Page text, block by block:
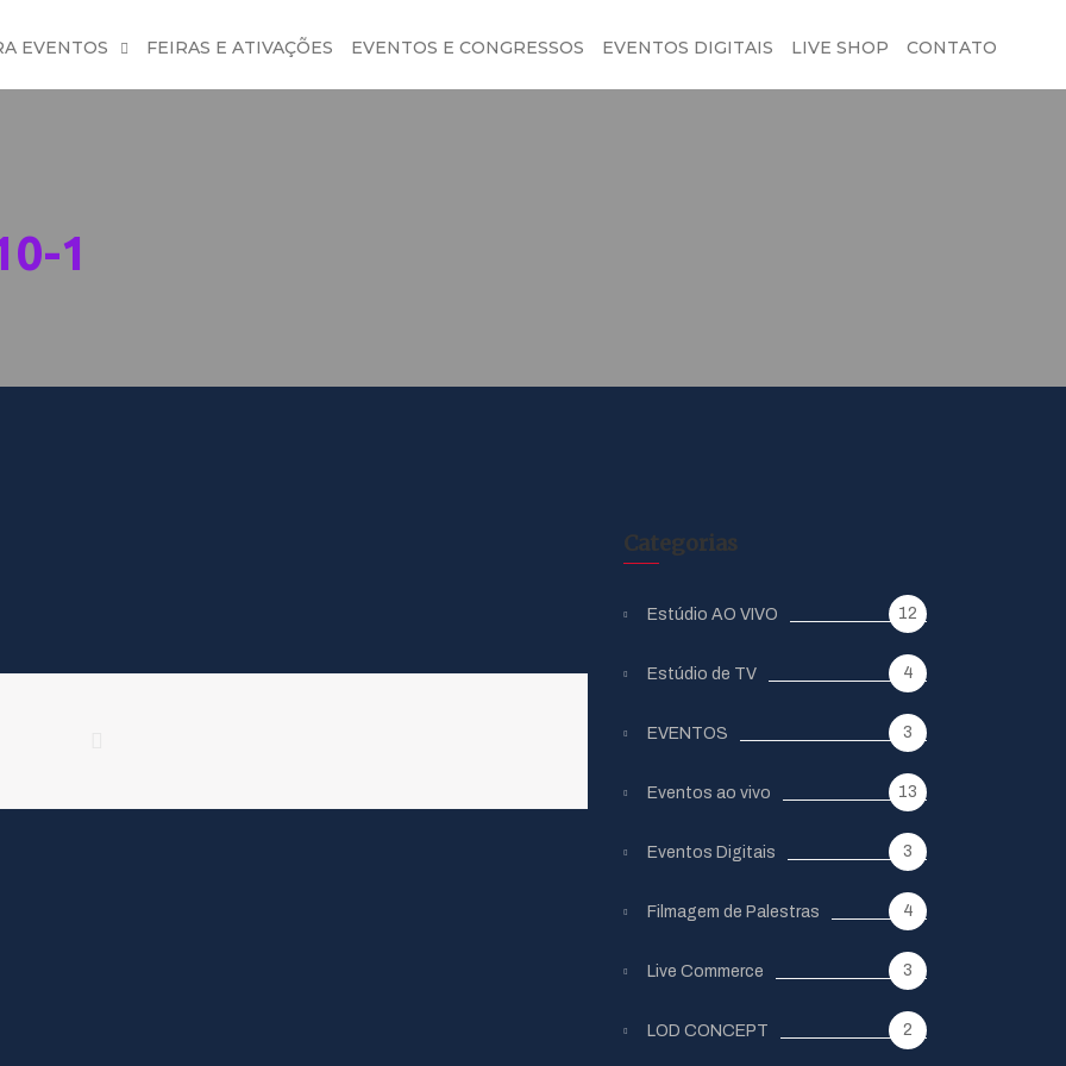
EVENTOS FEIRAS E ATIVAÇÕES EVENTOS E CONGRESSOS EVENTOS DIGITAIS LIVE SHOP CONTATO
1
Categorias
Estúdio AO VIVO 12
Estúdio de TV 4
EVENTOS 3
Eventos ao vivo 13
Eventos Digitais 3
Filmagem de Palestras 4
Live Commerce 3
LOD CONCEPT 2